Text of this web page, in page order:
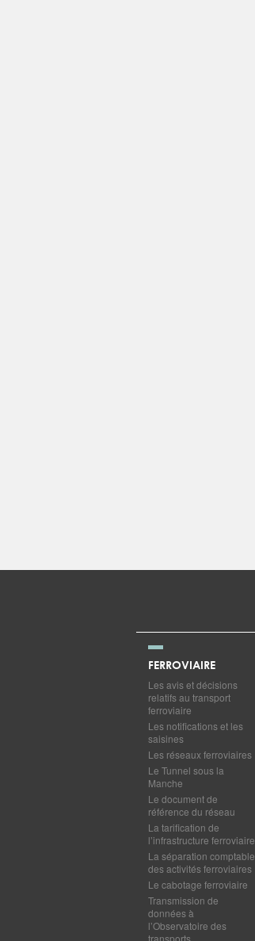
FERROVIAIRE
Les avis et décisions
relatifs au transport
ferroviaire
Les notifications et les
saisines
Les réseaux ferroviaires
Le Tunnel sous la
Manche
Le document de
référence du réseau
La tarification de
l’infrastructure ferroviaire
La séparation comptable
des activités ferroviaires
Le cabotage ferroviaire
Transmission de
données à
l’Observatoire des